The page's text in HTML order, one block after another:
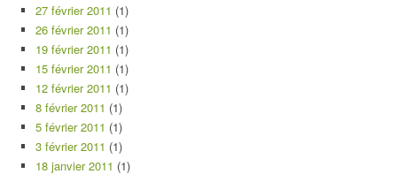
27 février 2011 (1)
26 février 2011 (1)
19 février 2011 (1)
15 février 2011 (1)
12 février 2011 (1)
8 février 2011 (1)
5 février 2011 (1)
3 février 2011 (1)
18 janvier 2011 (1)